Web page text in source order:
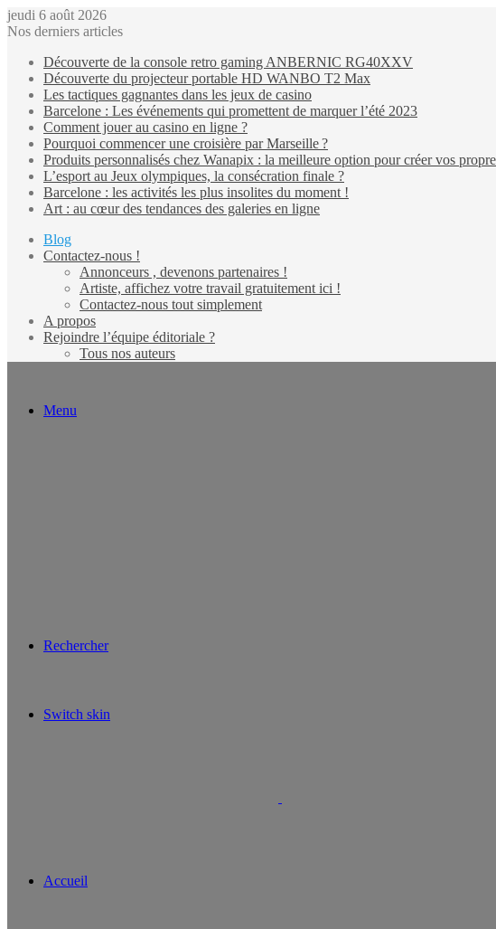
jeudi 6 août 2026
Nos derniers articles
Découverte de la console retro gaming ANBERNIC RG40XXV
Découverte du projecteur portable HD WANBO T2 Max
Les tactiques gagnantes dans les jeux de casino
Barcelone : Les événements qui promettent de marquer l’été 2023
Comment jouer au casino en ligne ?
Pourquoi commencer une croisière par Marseille ?
Produits personnalisés chez Wanapix : la meilleure option pour créer vos
L’esport au Jeux olympiques, la consécration finale ?
Barcelone : les activités les plus insolites du moment !
Art : au cœur des tendances des galeries en ligne
Blog
Contactez-nous !
Annonceurs , devenons partenaires !
Artiste, affichez votre travail gratuitement ici !
Contactez-nous tout simplement
A propos
Rejoindre l’équipe éditoriale ?
Tous nos auteurs
Menu
Rechercher
Switch skin
Accueil